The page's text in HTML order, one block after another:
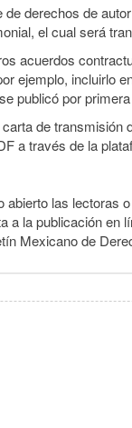
derechos de
el cual será
acuerdos
ejemplo, incluirlo
publicó por
de
a través de la
las lectoras
a la publicación
Mexicano de